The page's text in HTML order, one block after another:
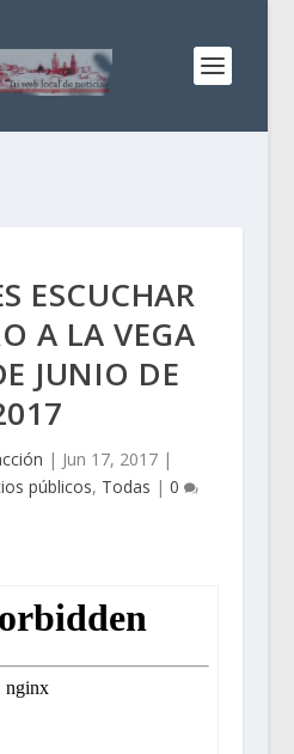
ESCUCHAR
A LA VEGA
JUNIO DE
| Jun 17, 2017|
públicos, Todas | 0